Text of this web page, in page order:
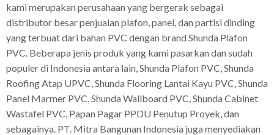
kami merupakan perusahaan yang bergerak sebagai
di‎stributor besar penjualan plafon, panel, dan partisi dinding
yang terbuat dari bahan PVC dengan brand Shunda Plafon
PVC. Beberapa jenis produk yang kami pasarkan dan sudah
populer di Indonesia antara lain, Shunda Plafon PVC, Shunda
Roofing Atap UPVC, Shunda Flooring Lantai Kayu PVC, Shunda
Panel Marmer PVC, Shunda Wallboard PVC, Shunda Cabinet
Wastafel PVC, Papan Pagar PPDU Penutup Proyek, dan
sebagainya. PT. Mitra Bangunan Indonesia juga menyediakan